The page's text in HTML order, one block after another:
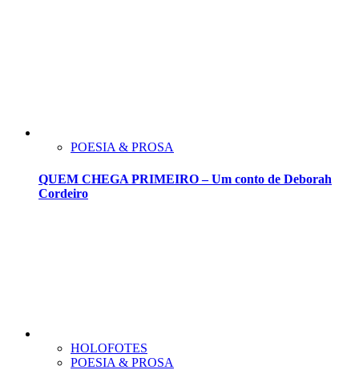
POESIA & PROSA
QUEM CHEGA PRIMEIRO – Um conto de Deborah
Cordeiro
HOLOFOTES
POESIA & PROSA